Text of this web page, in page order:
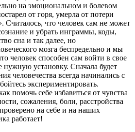
на эмоциональном и болевом
от горя, умерла от потери
Считалось, что человек сам не может
и убрать инграммы, коды,
сна и так далее, но
мозга беспредельно и мы
человек способен сам войти в свое
нужную установку. Сначала будет
человечества всегда начинались с
экспериментировать.
помочь себе избавиться от чувства
сожаления, боли, расстройства
на себе и на наших
работает!